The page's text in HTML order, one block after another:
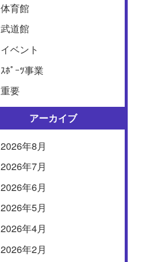
体育館
武道館
イベント
ｽﾎﾟｰﾂ事業
重要
アーカイブ
2026年8月
2026年7月
2026年6月
2026年5月
2026年4月
2026年2月